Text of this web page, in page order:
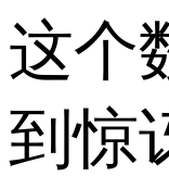
这个
到惊